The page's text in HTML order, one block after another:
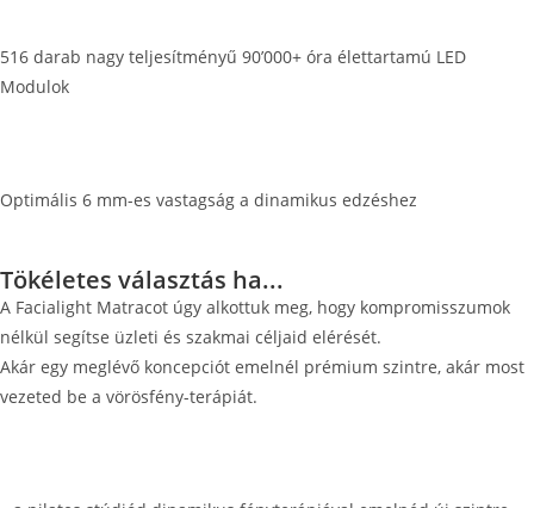
516 darab nagy teljesítményű 90’000+ óra élettartamú LED
Modulok
Optimális 6 mm-es vastagság a dinamikus edzéshez
Tökéletes választás ha...
A Facialight Matracot úgy alkottuk meg, hogy kompromisszumok
nélkül segítse üzleti és szakmai céljaid elérését.
Akár egy meglévő koncepciót emelnél prémium szintre, akár most
vezeted be a vörösfény-terápiát.